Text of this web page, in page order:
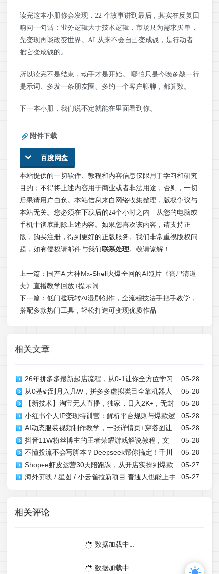
读完这本小册你会发现，22 个故事讲到最后，其实在反复回
响同一句话：业务逻辑大于技术逻辑，市场只为需求买单，
先变现再谈改变世界。AI 从来不会自己变成钱，是行动者
把它变成钱的。
所以读完不是结束，动手才是开始。 哪怕只是今晚多敲一行
提示词、多发一条朋友圈、多约一个客户聊聊，都算数。
下一本小册，我们说不定就能在里面看到你。
附件下载
百度网盘
本站提供的一切软件、教程和内容信息仅限用于学习和研究
目的；不得将上述内容用于商业或者非法用途，否则，一切
后果请用户自负。本站信息来自网络收集整理，版权争议与
本站无关。您必须在下载后的24个小时之内，从您的电脑或
手机中彻底删除上述内容。如果您喜欢该内容，请支持正
版，购买注册，得到更好的正版服务。我们非常重视版权问
题，如有侵权请邮件与我们联系处理。敬请谅解！
上一篇： 国产AI大神Mx-Shell火爆全网的AI短片《丧尸清道
夫》直播教学回放+提示词
下一篇： 低门槛玩转AI漫剧创作，全流程技法手把手教学，
搭配多款热门工具，轻松打造可变现优质作品
相关文章
05-28
26年拼多多最新起店流程，从0-1让你全方位学习
和了解(05月28日更新)
05-28
从0基础到月入几W，拼多多虚拟类目全靠机器人
自动发货，看完就上手，月1-5W【揭秘】
05-28
【新技术】淘宝无人直播，独家，日入2K+，无封
号，可矩阵，长期稳定【揭秘】
05-28
小红书个人IP变现特训营：解析平台规则与爆款逻
辑，手把手教内容创作引流带货做私域
05-28
AI动态服装视频制作教学，一张详情页+穿搭图让
图片动起来，抖音智能成片玩法
05-28
抖音11W粉丝博主的王者荣耀游戏解说教程，文
案、配音、素材剪辑全流程，解锁伙伴计划+精选独家收
益，日入1k+
05-28
不懂投流不会写脚本？Deepseek帮你搞定！千川
去同质化语言体系，抖音个人IP爆单率翻倍
05-27
Shopee虾皮运营30天陪跑课，从开店实操到爆款
打造，稳步撬动跨境店铺盈利增收
05-27
海外剪映 / 星图 / 小云雀拉新项目 普通人也能上手
的跨境流量变现副业
相关评论
数据加载中...
数据加载中...